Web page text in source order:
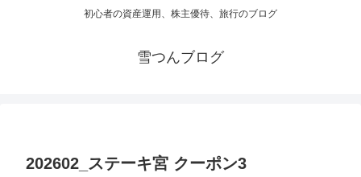
初心者の資産運用、株主優待、旅行のブログ
雪つんブログ
202602_ステーキ宮 クーポン3